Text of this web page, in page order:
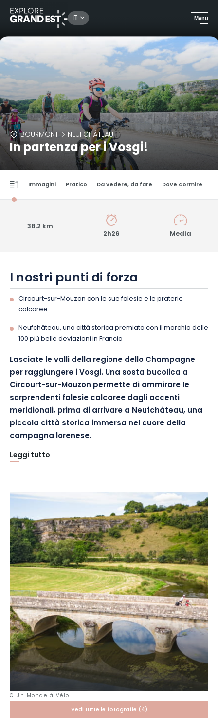
IT Menu
BOURMONT NEUFCHÂTEAU
In partenza per i Vosgi!
Immagini Pratico Da vedere, da fare Dove dormire
38,2 km
2h26 Media
I nostri punti di forza
Circourt-sur-Mouzon con le sue falesie e le praterie
calcaree
Neufchâteau, una città storica premiata con il marchio delle
100 più belle deviazioni in Francia
Lasciate le valli della regione dello Champagne
per raggiungere i Vosgi. Una sosta bucolica a
Circourt-sur-Mouzon permette di ammirare le
sorprendenti falesie calcaree dagli accenti
meridionali, prima di arrivare a Neufchâteau, una
piccola città storica immersa nel cuore della
campagna lorenese.
Lungo il percorso, si incontrano diversi
scultura romanica.
Fermatevi poi aCircourt-sur-Mouzone prendetevi il tempo
di osservare le falesie calcareeche dominano i meandri del
Mouzon, affluente della Mosa. L'altopiano è un sito naturale
protetto. Accessibile tramite un sentiero segnalato, ospita una
flora e una fauna incredibili. Le praterie calcaree sono
punteggiate di orchidee e farfalle rare, che si possono vedere
tra aprile e luglio: una particolarità dei Vosgi occidentali!
Numerosi promontori offrono una splendida vista sulla valle
sottostante.
ANeufchâteau, nominata una delle 100 deviazioni più belle di
Francia, si possono esplorare 1.000 anni di storia. Come la
chiesa di Saint-Nicolas e la chiesa di Saint-Christophe, che
riportano all'XI secolo. La città ospita altri tesori del patrimonio,
alcuni dei quali sono stati tenuti segreti! La scala
rinascimentale dell'Hôtel d'Houdreville, l'antica pretura e il
teatro all'italiana, entrambi ospitati nello storico convento
delle Dame Agostine: molti edifici del XVI e XVIII secolo
ripercorrono la storia della città. Strettamente legata alla
Leggi tutto
© Un Monde à Vélo
Vedi tutte le fotografie (4)